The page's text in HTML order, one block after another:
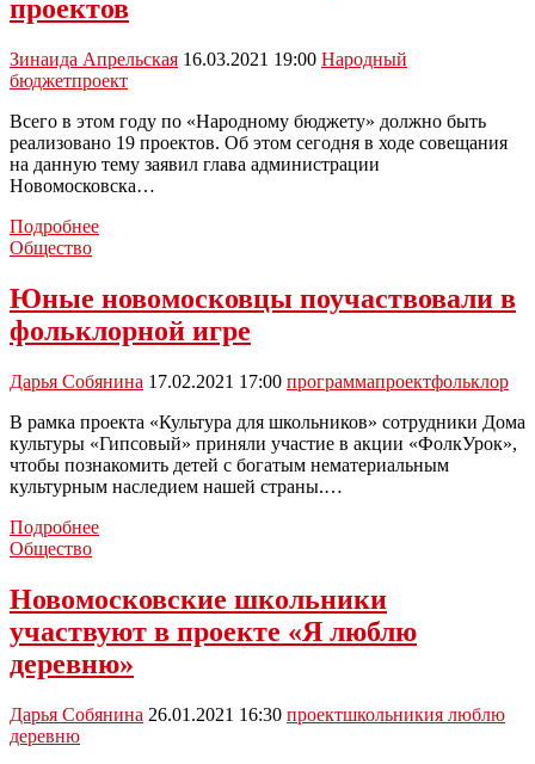
проектов
Зинаида Апрельская 16.03.2021 19:00 Народный
бюджетпроект
Всего в этом году по «Народному бюджету» должно быть
реализовано 19 проектов. Об этом сегодня в ходе совещания
на данную тему заявил глава администрации
Новомосковска…
ПодробнееПо
2021
году
Новомосковске
должны
реализовать
19
проектов
Общество
Юные новомосковцы поучаствовали в
фольклорной игре
Дарья Собянина 17.02.2021 17:00 программапроектфольклор
В рамка проекта «Культура для школьников» сотрудники Дома
культуры «Гипсовый» приняли участие в акции «ФолкУрок»,
чтобы познакомить детей с богатым нематериальным
культурным наследием нашей страны.…
ПодробнееЮные
фольклорной
игре
Общество
Новомосковские школьники
участвуют в проекте «Я люблю
деревню»
Дарья Собянина 26.01.2021 16:30 проектшкольникия люблю
деревню